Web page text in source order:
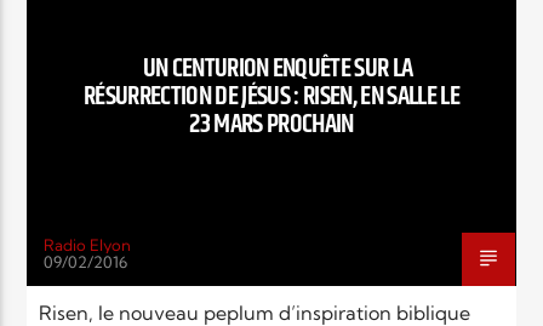
Radio Elyon
UN CENTURION ENQUÊTE SUR LA
RÉSURRECTION DE JÉSUS : RISEN, EN SALLE LE
23 MARS PROCHAIN
Radio Elyon
09/02/2016
Risen, le nouveau peplum d’inspiration biblique